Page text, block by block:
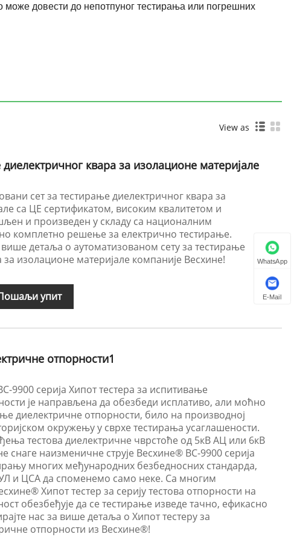
може довести до непотпуног тестирања или погрешних
View as
квара за изолационе материјале
сет за тестирање диелектричног квара за
са ЦЕ сертификатом, високим квалитетом и
и произведен у складу са националним
комплетно решење за електрично тестирање.
више детаља о аутоматизованом сету за тестирање
изолационе материјале компаније Весхине!
упит
отпорности1
9900 серија Хипот тестера за испитивање
је направљена да обезбеди исплативо, али моћно
диелектричне отпорности, било на производној
окружењу у сврхе тестирања усаглашености.
тестова диелектричне чврстоће од 5кВ АЦ или 6кВ
снаге наизменичне струје Весхине® ВС-9900 серија
многих међународних безбедносних стандарда,
и ЦСА да споменемо само неке. Са многим
Хипот тестер за серију тестова отпорности на
обезбеђује да се тестирање изведе тачно, ефикасно
нас за више детаља о Хипот тестеру за
отпорности из Весхине®!
WhatsApp
E-Mail